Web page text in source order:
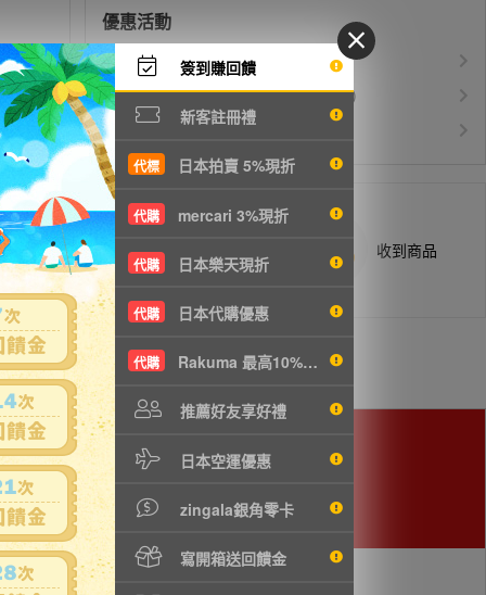
簽到賺回饋
新客註冊禮
代標 日本拍賣 5%現折
代購 mercari 3%現折
代購 日本樂天現折
代購 日本代購優惠
代購 Rakuma 最高10%現折
推薦好友享好禮
日本空運優惠
zingala銀角零卡
寫開箱送回饋金
優惠活動
免服務費 所有訂單服務費$0
空運優惠 運費$150/KG起(以克計價)
白金會員升等優惠
商品抵台通知出貨 收到商品